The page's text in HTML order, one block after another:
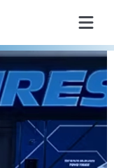
| ยา